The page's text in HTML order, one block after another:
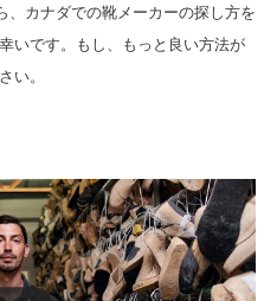
、カナダでの靴メーカーの探し方を
いです。もし、もっと良い方法が
い。